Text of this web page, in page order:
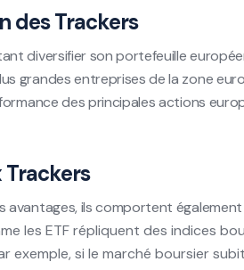
des Trackers
diversifier son portefeuille
grandes entreprises de la zone
des principales actions
Trackers
avantages, ils comportent
les ETF répliquent des indices
exemple, si le marché boursier